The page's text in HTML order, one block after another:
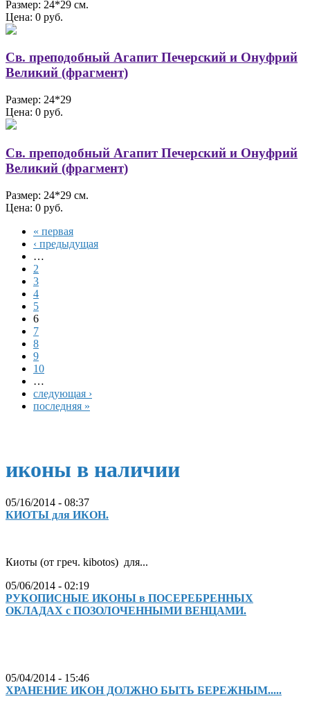
Размер: 24*29 см.
Цена: 0 руб.
Св. преподобный Агапит Печерский и Онуфрий
Великий (фрагмент)
Размер: 24*29
Цена: 0 руб.
Св. преподобный Агапит Печерский и Онуфрий
Великий (фрагмент)
Размер: 24*29 см.
Цена: 0 руб.
« первая
‹ предыдущая
…
2
3
4
5
6
7
8
9
10
…
следующая ›
последняя »
иконы в наличии
05/16/2014 - 08:37
КИОТЫ для ИКОН.
Киоты (от греч. kibotos) для...
05/06/2014 - 02:19
РУКОПИСНЫЕ ИКОНЫ в ПОСЕРЕБРЕННЫХ
ОКЛАДАХ с ПОЗОЛОЧЕННЫМИ ВЕНЦАМИ.
05/04/2014 - 15:46
ХРАНЕНИЕ ИКОН ДОЛЖНО БЫТЬ БЕРЕЖНЫМ.....